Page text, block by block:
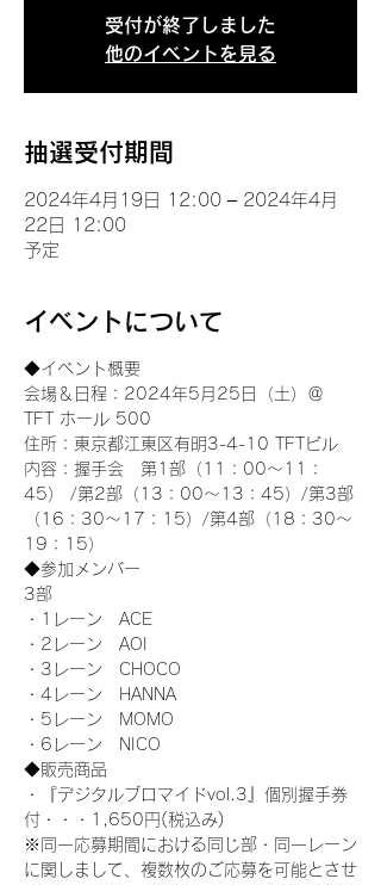
受付が終了しました
他のイベントを見る
抽選受付期間
2024年4月19日 12:00 – 2024年4月
22日 12:00
予定
イベントについて
◆イベント概要
会場＆日程：2024年5月25日（土）＠
TFT ホール 500
住所：東京都江東区有明3-4-10 TFTビル
内容：握手会　第1部（11：00～11：
45） /第2部（13：00～13：45）/第3部
（16：30～17：15）/第4部（18：30～
19：15）
◆参加メンバー
3部
・1レーン　ACE
・2レーン　AOI
・3レーン　CHOCO
・4レーン　HANNA
・5レーン　MOMO
・6レーン　NICO
◆販売商品
・『デジタルブロマイドvol.3』個別握手券
付・・・1,650円(税込み)
※同一応募期間における同じ部・同一レーン
に関しまして、複数枚のご応募を可能とさせ